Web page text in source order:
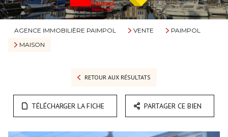
AGENCE IMMOBILIÈRE PAIMPOL VENTE
PAIMPOL
MAISON
RETOUR AUX RÉSULTATS
TÉLÉCHARGER LA FICHE PARTAGER CE BIEN